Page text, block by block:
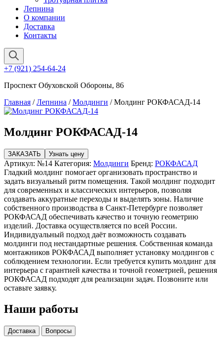
Лепнина
О компании
Доставка
Контакты
+7 (921) 254-64-24
Проспект Обуховской Обороны, 86
Главная /Лепнина /Молдинги / Молдинг РОКФАСАД-14
Молдинг РОКФАСАД-14
ЗАКАЗАТЬ Узнать цену
Артикул: №14 Категория: Молдинги Бренд: РОКФАСАД
Гладкий молдинг помогает организовать пространство и
задать визуальный ритм помещения. Такой молдинг подходит
для современных и классических интерьеров, позволяя
создавать аккуратные переходы и выделять зоны. Наличие
собственного производства в Санкт-Петербурге позволяет
РОКФАСАД обеспечивать качество и точную геометрию
изделий. Доставка осуществляется по всей России.
Индивидуальный подход даёт возможность создавать
молдинги под нестандартные решения. Собственная команда
монтажников РОКФАСАД выполняет установку молдингов с
соблюдением технологии. Если требуется купить молдинг для
интерьера с гарантией качества и точной геометрией, решения
РОКФАСАД подходят для реализации задач. Позвоните или
оставьте заявку.
Наши работы
Доставка Вопросы